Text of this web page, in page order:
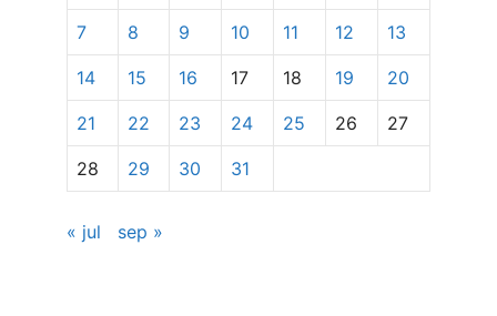
7 8 9 10 11 12 13
14 15 16 17 18 19 20
21 22 23 24 25 26 27
28 29 30 31
« jul sep »